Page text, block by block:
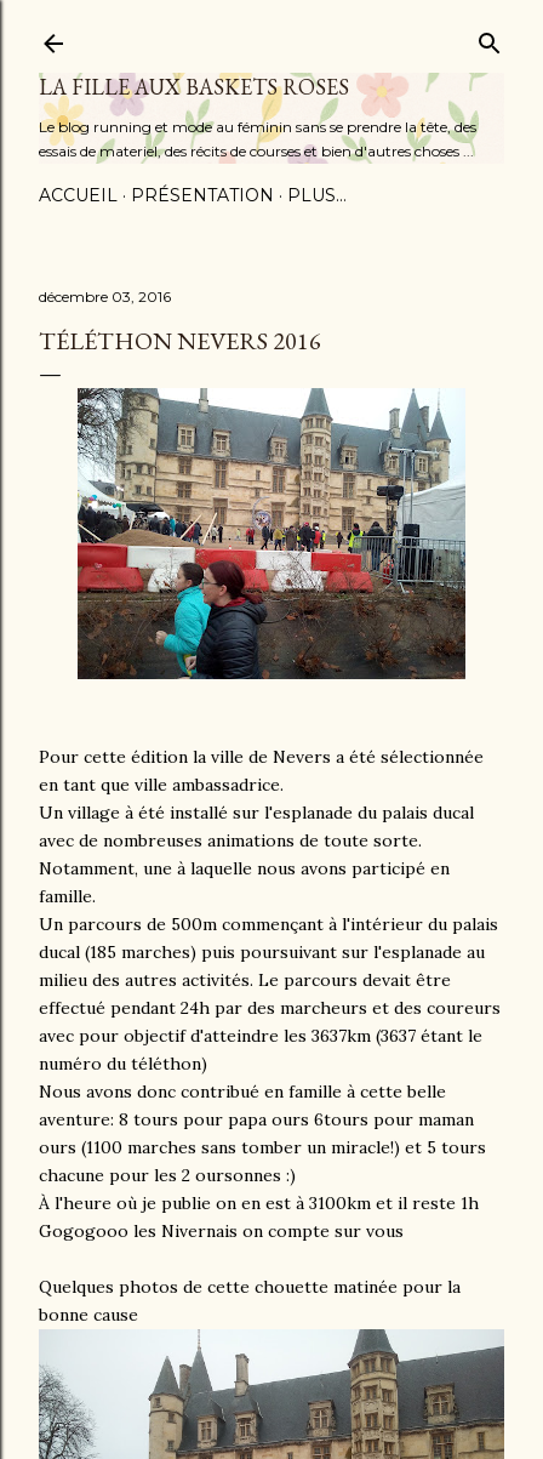
LA FILLE AUX BASKETS ROSES
Le blog running et mode au féminin sans se prendre la tête, des
essais de materiel, des récits de courses et bien d'autres choses ...
ACCUEIL PRÉSENTATION PLUS…
décembre 03, 2016
TÉLÉTHON NEVERS 2016
Pour cette édition la ville de Nevers a été sélectionnée
en tant que ville ambassadrice.
Un village à été installé sur l'esplanade du palais ducal
avec de nombreuses animations de toute sorte.
Notamment, une à laquelle nous avons participé en
famille.
Un parcours de 500m commençant à l'intérieur du palais
ducal (185 marches) puis poursuivant sur l'esplanade au
milieu des autres activités. Le parcours devait être
effectué pendant 24h par des marcheurs et des coureurs
avec pour objectif d'atteindre les 3637km (3637 étant le
numéro du téléthon)
Nous avons donc contribué en famille à cette belle
aventure: 8 tours pour papa ours 6tours pour maman
ours (1100 marches sans tomber un miracle!) et 5 tours
chacune pour les 2 oursonnes :)
À l'heure où je publie on en est à 3100km et il reste 1h
Gogogooo les Nivernais on compte sur vous
Quelques photos de cette chouette matinée pour la
bonne cause